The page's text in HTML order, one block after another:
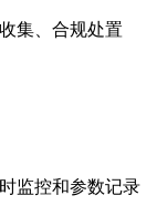
集、合规处置
监控和参数记录